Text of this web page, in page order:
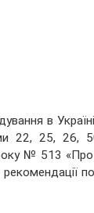
в
22, 25, 26,
року № 513